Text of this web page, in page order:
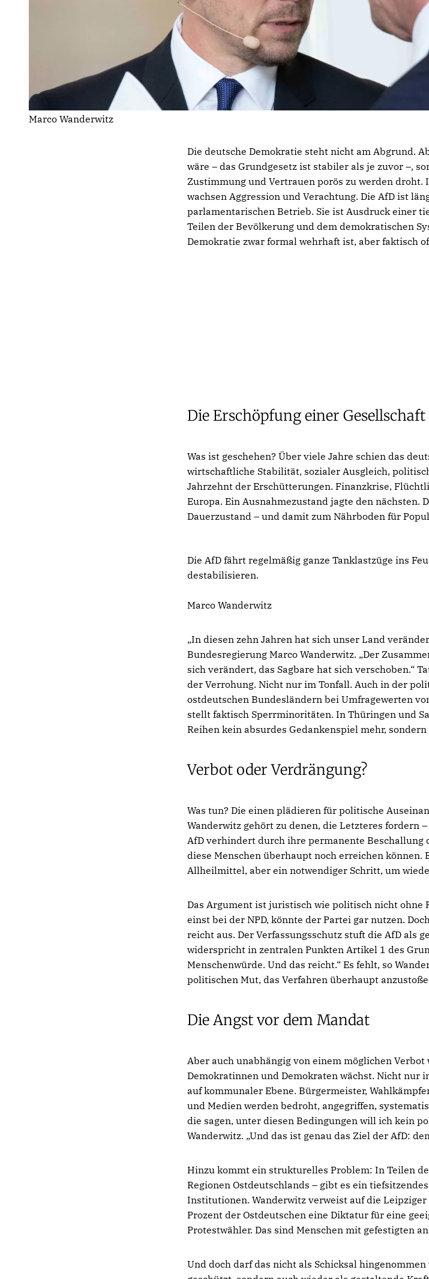
Marco Wanderwitz
Die deutsche Demokratie steht nicht am Abgrund.
wäre – das Grundgesetz ist stabiler als je zuvor –,
Zustimmung und Vertrauen porös zu werden droht.
wachsen Aggression und Verachtung. Die AfD ist
parlamentarischen Betrieb. Sie ist Ausdruck einer
Teilen der Bevölkerung und dem demokratischen
Demokratie zwar formal wehrhaft ist, aber faktisch
Die Erschöpfung einer Gesellschaft
Was ist geschehen? Über viele Jahre schien das
wirtschaftliche Stabilität, sozialer Ausgleich,
Jahrzehnt der Erschütterungen. Finanzkrise,
Europa. Ein Ausnahmezustand jagte den nächsten.
Dauerzustand – und damit zum Nährboden für
Die AfD fährt regelmäßig ganze Tanklastzüge ins
destabilisieren.
Marco Wanderwitz
„In diesen zehn Jahren hat sich unser Land
Bundesregierung Marco Wanderwitz. „Der
sich verändert, das Sagbare hat sich verschoben.“
der Verrohung. Nicht nur im Tonfall. Auch in der
ostdeutschen Bundesländern bei Umfragewerten
stellt faktisch Sperrminoritäten. In Thüringen und
Reihen kein absurdes Gedankenspiel mehr, sondern
Verbot oder Verdrängung?
Was tun? Die einen plädieren für politische
Wanderwitz gehört zu denen, die Letzteres fordern
AfD verhindert durch ihre permanente Beschallung
diese Menschen überhaupt noch erreichen können.
Allheilmittel, aber ein notwendiger Schritt, um
Das Argument ist juristisch wie politisch nicht ohne
einst bei der NPD, könnte der Partei gar nutzen.
reicht aus. Der Verfassungsschutz stuft die AfD als
widerspricht in zentralen Punkten Artikel 1 des
Menschenwürde. Und das reicht.“ Es fehlt, so
politischen Mut, das Verfahren überhaupt
Die Angst vor dem Mandat
Aber auch unabhängig von einem möglichen
Demokratinnen und Demokraten wächst. Nicht nur
auf kommunaler Ebene. Bürgermeister,
und Medien werden bedroht, angegriffen,
die sagen, unter diesen Bedingungen will ich kein
Wanderwitz. „Und das ist genau das Ziel der AfD:
Hinzu kommt ein strukturelles Problem: In Teilen
Regionen Ostdeutschlands – gibt es ein
Institutionen. Wanderwitz verweist auf die
Prozent der Ostdeutschen eine Diktatur für eine
Protestwähler. Das sind Menschen mit gefestigten
Und doch darf das nicht als Schicksal